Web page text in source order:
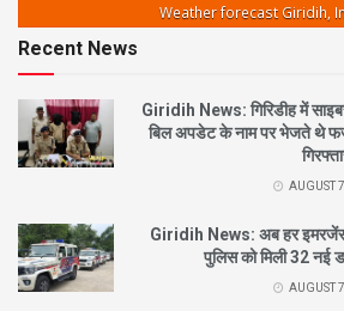
Weather forecast Giridih,
Recent News
Giridih News: गिरिडीह में
बिल अपडेट के नाम पर भेजते थे
AUGUST
Giridih News: अब हर
पुलिस को मिली 32 नई
AUGUST